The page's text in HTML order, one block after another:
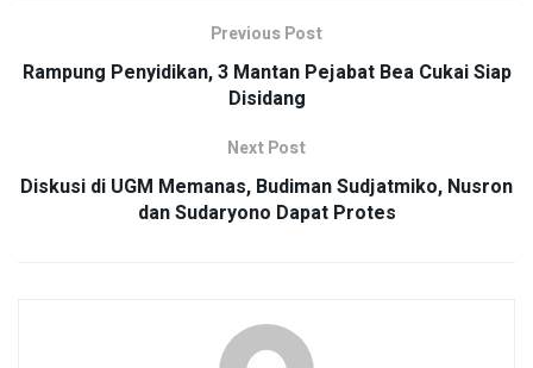
Previous Post
Rampung Penyidikan, 3 Mantan Pejabat Bea Cukai Siap
Disidang
Next Post
Diskusi di UGM Memanas, Budiman Sudjatmiko, Nusron
dan Sudaryono Dapat Protes